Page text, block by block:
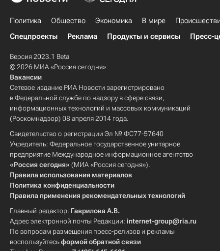
Политика Общество Экономика В мире
Спецпроекты
Реклама Продукты и сервисы Пресс-
Версия 2023.1 Beta
© 2026 МИА «Россия сегодня»
Вакансии
Сетевое издание РИА Новости зарегистрировано
в Федеральной службе по надзору в сфере связи,
информационных технологий и массовых коммуникаций
(Роскомнадзор) 08 апреля 2014 года.
Свидетельство о регистрации Эл № ФС77-57640
Учредитель: Федеральное государственное унитарное
предприятие Международное информационное агентство
«Россия сегодня» (МИА «Россия сегодня»).
Правила использования материалов
Политика конфиденциальности
Правила применения рекомендательных технологий
Главный редактор: Гаврилова А.В.
Адрес электронной почты Редакции: internet-group@ria.ru
По вопросам размещения пресс-релизов и рекламы
воспользуйтесьформой обратной связи